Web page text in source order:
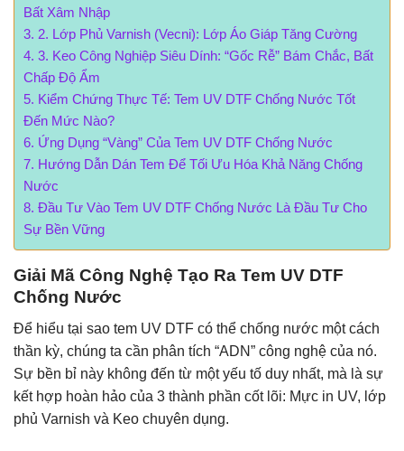
Bất Xâm Nhập
2. Lớp Phủ Varnish (Vecni): Lớp Áo Giáp Tăng Cường
3. Keo Công Nghiệp Siêu Dính: “Gốc Rễ” Bám Chắc, Bất
Chấp Độ Ẩm
Kiểm Chứng Thực Tế: Tem UV DTF Chống Nước Tốt
Đến Mức Nào?
Ứng Dụng “Vàng” Của Tem UV DTF Chống Nước
Hướng Dẫn Dán Tem Để Tối Ưu Hóa Khả Năng Chống
Nước
Đầu Tư Vào Tem UV DTF Chống Nước Là Đầu Tư Cho
Sự Bền Vững
Giải Mã Công Nghệ Tạo Ra Tem UV DTF
Chống Nước
Để hiểu tại sao tem UV DTF có thể chống nước một cách
thần kỳ, chúng ta cần phân tích “ADN” công nghệ của nó.
Sự bền bỉ này không đến từ một yếu tố duy nhất, mà là sự
kết hợp hoàn hảo của 3 thành phần cốt lõi: Mực in UV, lớp
phủ Varnish và Keo chuyên dụng.